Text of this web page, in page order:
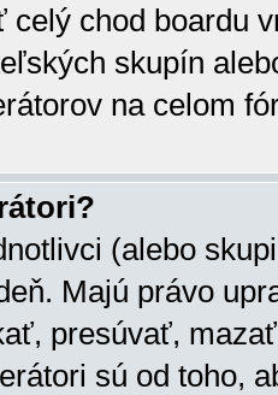
celý chod boardu
skupín
na celom
(alebo
Majú právo
presúvať,
sú od toho,